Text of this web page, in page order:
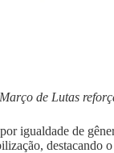
de Lutas
igualdade de
destacando